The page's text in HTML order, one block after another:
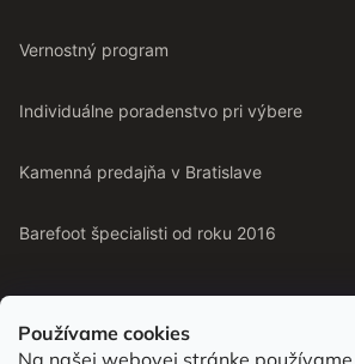
Používame cookies
Na našej webovej stránke
Vernostný program
Individuálne poradenstvo pri výbere
Kamenná predajňa v Bratislave
Barefoot špecialisti od roku 2016